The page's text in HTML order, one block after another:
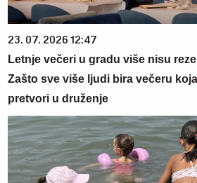
23. 07. 2026 12:47
Letnje večeri u gradu više nisu
Zašto sve više ljudi bira večeru
pretvori u druženje